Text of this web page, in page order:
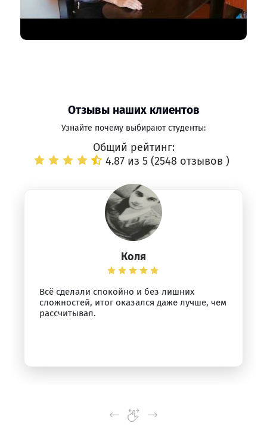
Отзывы наших клиентов
Узнайте почему выбирают студенты:
Общий рейтинг:
4.87 из 5 (2548 отзывов )
Коля
Всё сделали спокойно и без лишних
сложностей, итог оказался даже лучше, чем
рассчитывал.